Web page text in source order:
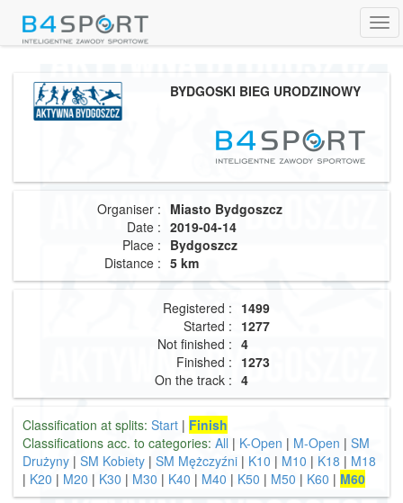
BYDGOSKI BIEG URODZINOWY
Organiser : Miasto Bydgoszcz
Date : 2019-04-14
Place : Bydgoszcz
Distance : 5 km
Registered : 1499
Started : 1277
Not finished : 4
Finished : 1273
On the track : 4
Classification at splits: Start | Finish
Classifications acc. to categories: All | K-Open | M-Open | SM
Drużyny | SM Kobiety | SM Mężczyźni | K10 | M10 | K18 | M18
| K20 | M20 | K30 | M30 | K40 | M40 | K50 | M50 | K60 | M60